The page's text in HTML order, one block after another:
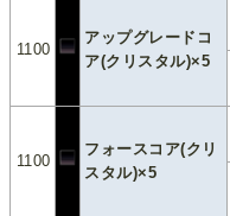
1100
アップグレードコ
ア(クリスタル)×5
1100
フォースコア(クリ
スタル)×5